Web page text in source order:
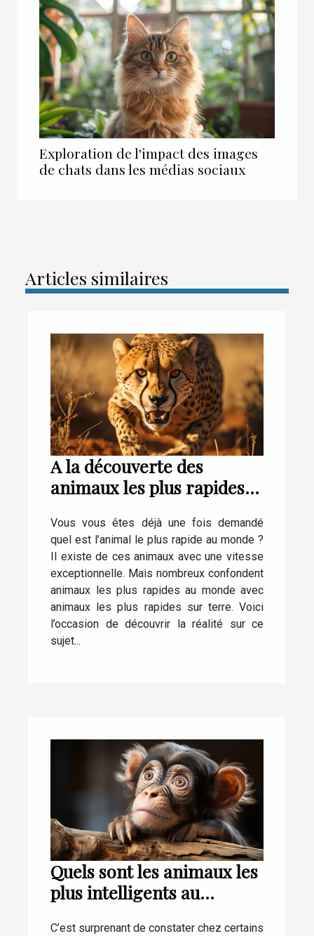
Exploration de l'impact des images
de chats dans les médias sociaux
Articles similaires
A la découverte des
animaux les plus rapides
Vous vous êtes déjà une fois demandé
quel est l’animal le plus rapide au monde ?
Il existe de ces animaux avec une vitesse
exceptionnelle. Mais nombreux confondent
animaux les plus rapides au monde avec
animaux les plus rapides sur terre. Voici
l’occasion de découvrir la réalité sur ce
sujet...
Quels sont les animaux les
plus intelligents au
C’est surprenant de constater chez certains